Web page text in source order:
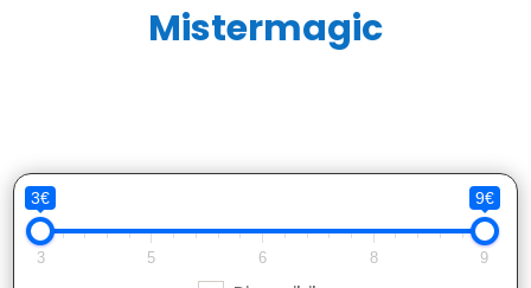
Mistermagic
3€ 9€
3 5 6 8 9